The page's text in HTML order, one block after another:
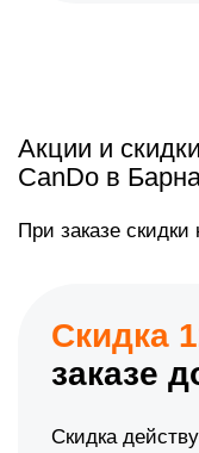
Акции и
CanDo в
При заказе
Скидка
заказе
Скидка